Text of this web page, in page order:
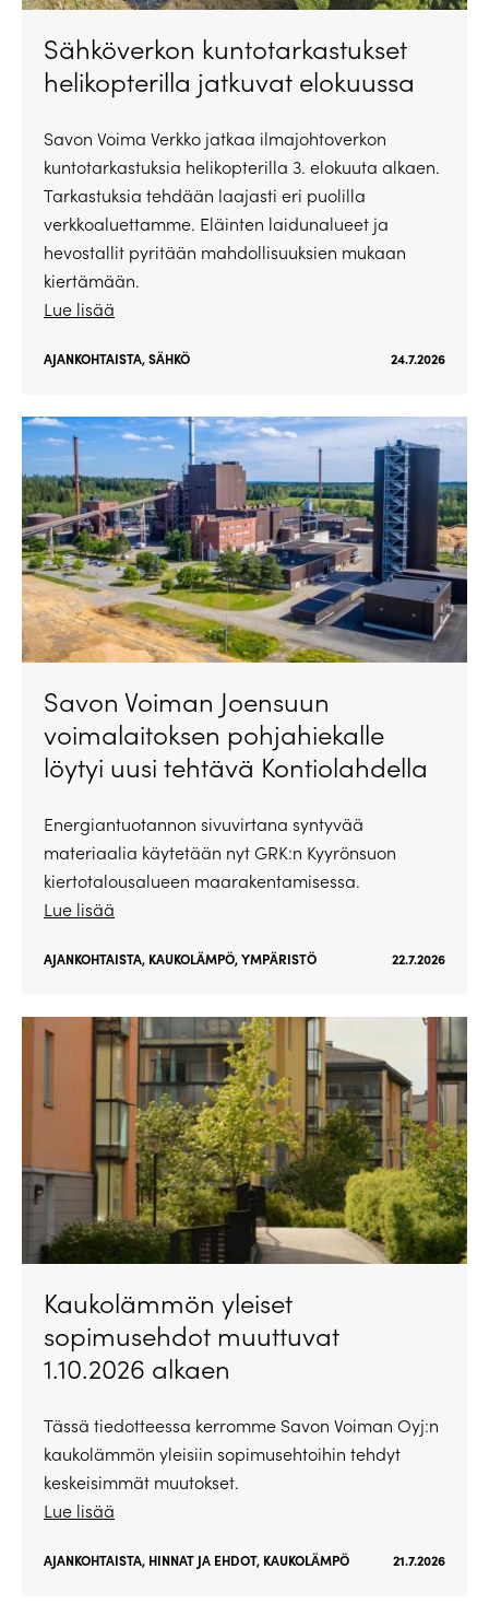
Sähköverkon kuntotarkastukset
helikopterilla jatkuvat elokuussa
Savon Voima Verkko jatkaa ilmajohtoverkon
kuntotarkastuksia helikopterilla 3. elokuuta alkaen.
Tarkastuksia tehdään laajasti eri puolilla
verkkoaluettamme. Eläinten laidunalueet ja
hevostallit pyritään mahdollisuuksien mukaan
kiertämään.
Lue lisää
AJANKOHTAISTA,SÄHKÖ 24.7.2026
Savon Voiman Joensuun
voimalaitoksen pohjahiekalle
löytyi uusi tehtävä Kontiolahdella
Energiantuotannon sivuvirtana syntyvää
materiaalia käytetään nyt GRK:n Kyyrönsuon
kiertotalousalueen maarakentamisessa.
Lue lisää
AJANKOHTAISTA, KAUKOLÄMPÖ,YMPÄRISTÖ 22.7.2026
Kaukolämmön yleiset
sopimusehdot muuttuvat
1.10.2026 alkaen
Tässä tiedotteessa kerromme Savon Voiman Oyj:n
kaukolämmön yleisiin sopimusehtoihin tehdyt
keskeisimmät muutokset.
Lue lisää
AJANKOHTAISTA, HINNAT JA EHDOT, KAUKOLÄMPÖ 21.7.2026